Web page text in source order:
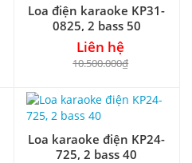
Loa điện karaoke KP31-
0825, 2 bass 50
Liên hệ
10.500.000₫
Loa karaoke điện KP24-
725, 2 bass 40